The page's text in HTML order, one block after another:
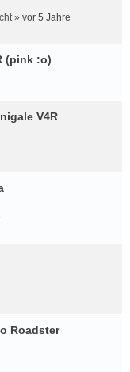
» vor 5 Jahre
(pink :o)
V4R
Roadster